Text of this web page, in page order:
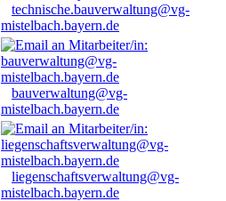
technische.bauverwaltung@vg-
mistelbach.bayern.de
bauverwaltung@vg-
mistelbach.bayern.de
liegenschaftsverwaltung@vg-
mistelbach.bayern.de